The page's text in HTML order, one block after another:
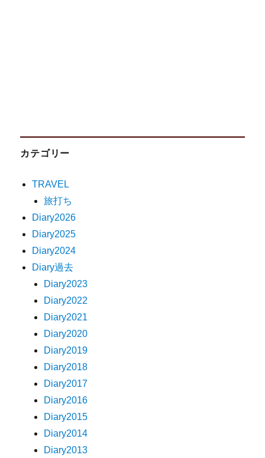
カテゴリー
TRAVEL
旅打ち
Diary2026
Diary2025
Diary2024
Diary過去
Diary2023
Diary2022
Diary2021
Diary2020
Diary2019
Diary2018
Diary2017
Diary2016
Diary2015
Diary2014
Diary2013